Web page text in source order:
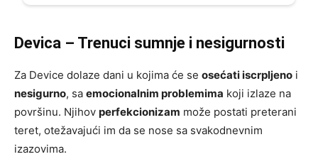
Devica – Trenuci sumnje i nesigurnosti
Za Device dolaze dani u kojima će se osećati iscrpljeno i
nesigurno, sa emocionalnim problemima koji izlaze na
površinu. Njihov perfekcionizam može postati preterani
teret, otežavajući im da se nose sa svakodnevnim
izazovima.